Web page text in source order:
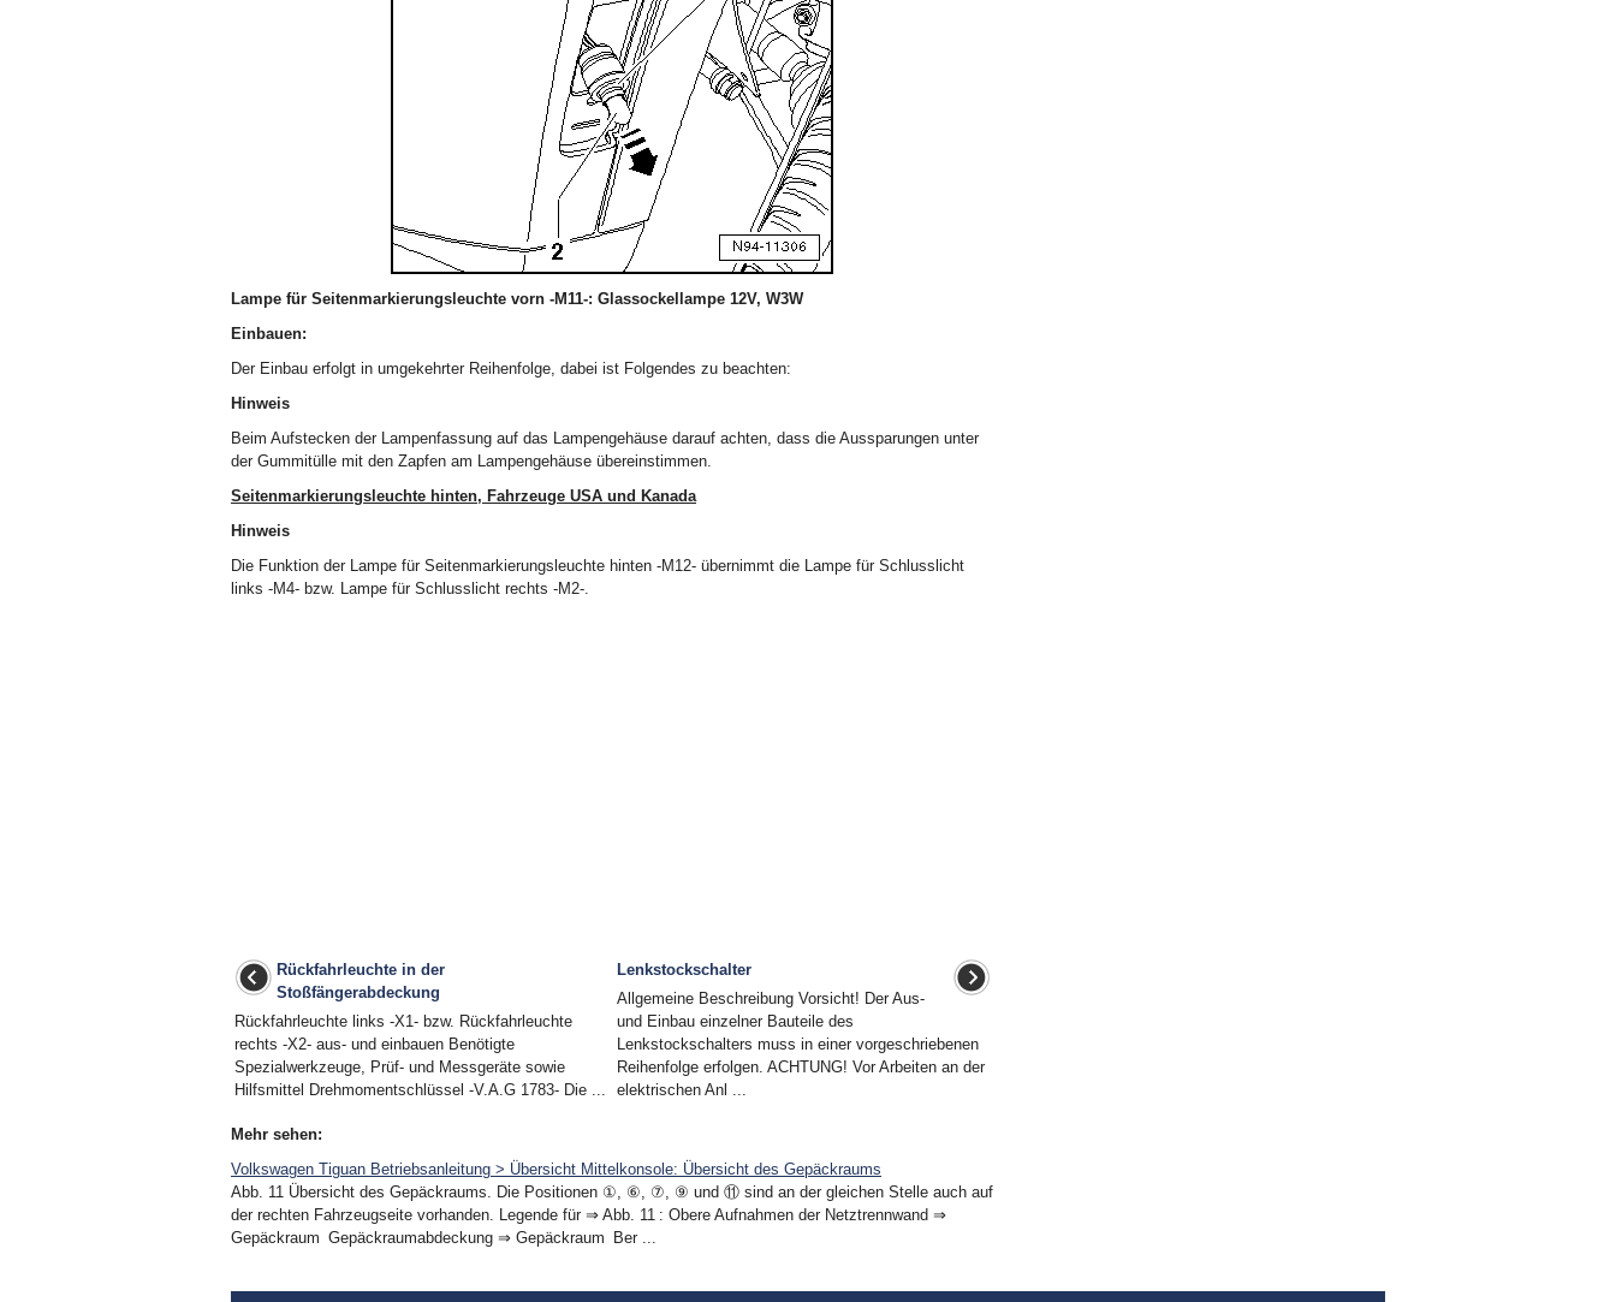
Lampe für Seitenmarkierungsleuchte vorn -M11-: Glassockellampe 12V, W3W
Einbauen:
Der Einbau erfolgt in umgekehrter Reihenfolge, dabei ist Folgendes zu beachten:
Hinweis
Beim Aufstecken der Lampenfassung auf das Lampengehäuse darauf achten, dass die Aussparungen unter
der Gummitülle mit den Zapfen am Lampengehäuse übereinstimmen.
Seitenmarkierungsleuchte hinten, Fahrzeuge USA und Kanada
Hinweis
Die Funktion der Lampe für Seitenmarkierungsleuchte hinten -M12- übernimmt die Lampe für Schlusslicht
links -M4- bzw. Lampe für Schlusslicht rechts -M2-.
Rückfahrleuchte in der
Stoßfängerabdeckung
Rückfahrleuchte links -X1- bzw. Rückfahrleuchte
rechts -X2- aus- und einbauen Benötigte
Spezialwerkzeuge, Prüf- und Messgeräte sowie
Hilfsmittel Drehmomentschlüssel -V.A.G 1783- Die ...
Lenkstockschalter
Allgemeine Beschreibung Vorsicht! Der Aus-
und Einbau einzelner Bauteile des
Lenkstockschalters muss in einer vorgeschriebenen
Reihenfolge erfolgen. ACHTUNG! Vor Arbeiten an der
elektrischen Anl ...
Mehr sehen:
Volkswagen Tiguan Betriebsanleitung > Übersicht Mittelkonsole: Übersicht des Gepäckraums
Abb. 11 Übersicht des Gepäckraums. Die Positionen ①, ⑥, ⑦, ⑨ und ⑪ sind an der gleichen Stelle auch auf
der rechten Fahrzeugseite vorhanden. Legende für ⇒ Abb. 11 : Obere Aufnahmen der Netztrennwand ⇒
Gepäckraum Gepäckraumabdeckung ⇒ Gepäckraum Ber ...